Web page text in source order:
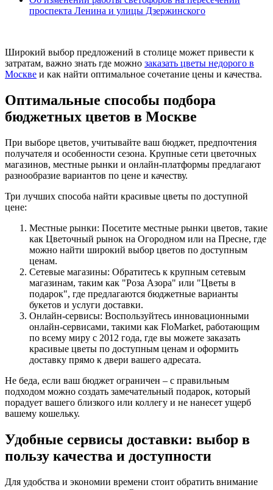
проспекта Ленина и улицы Дзержинского
Широкий выбор предложений в столице может привести к
затратам, важно знать где можно заказать цветы недорого в
Москве и как найти оптимальное сочетание цены и качества.
Оптимальные способы подбора
бюджетных цветов в Москве
При выборе цветов, учитывайте ваш бюджет, предпочтения
получателя и особенности сезона. Крупные сети цветочных
магазинов, местные рынки и онлайн-платформы предлагают
разнообразие вариантов по цене и качеству.
Три лучших способа найти красивые цветы по доступной
цене:
Местные рынки: Посетите местные рынки цветов, такие
как Цветочный рынок на Огородном или на Пресне, где
можно найти широкий выбор цветов по доступным
ценам.
Сетевые магазины: Обратитесь к крупным сетевым
магазинам, таким как "Роза Азора" или "Цветы в
подарок", где предлагаются бюджетные варианты
букетов и услуги доставки.
Онлайн-сервисы: Воспользуйтесь инновационными
онлайн-сервисами, такими как FloMarket, работающим
по всему миру с 2012 года, где вы можете заказать
красивые цветы по доступным ценам и оформить
доставку прямо к двери вашего адресата.
Не беда, если ваш бюджет ограничен – с правильным
подходом можно создать замечательный подарок, который
порадует вашего близкого или коллегу и не нанесет ущерб
вашему кошельку.
Удобные сервисы доставки: выбор в
пользу качества и доступности
Для удобства и экономии времени стоит обратить внимание